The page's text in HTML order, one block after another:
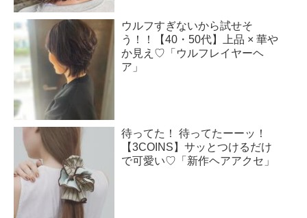
ウルフすぎないから試せそ
う！！【40・50代】上品 × 華や
か見え♡「ウルフレイヤーヘ
ア」
待ってた！ 待ってたーーッ！
【3COINS】サッとつけるだけ
で可愛い♡「新作ヘアアクセ」